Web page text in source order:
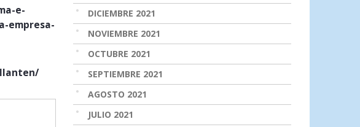
e-
empresa-
DICIEMBRE 2021
NOVIEMBRE 2021
OCTUBRE 2021
SEPTIEMBRE 2021
AGOSTO 2021
JULIO 2021